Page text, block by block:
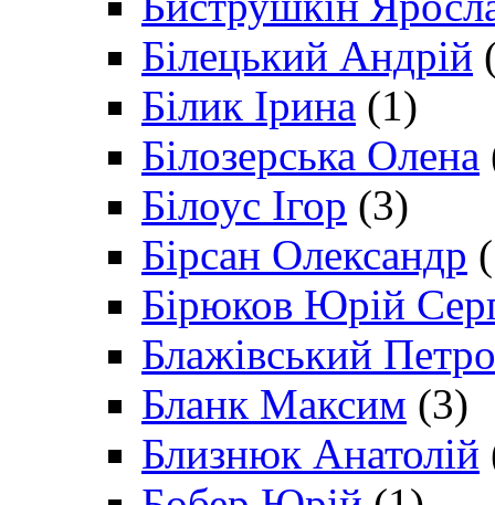
Білецький Андрій
Білик Ірина (1)
Білозерська Олена
Білоус Ігор (3)
Бірсан Олександр
Бірюков Юрій
Блажівський Петро
Бланк Максим (3)
Близнюк Анатолій